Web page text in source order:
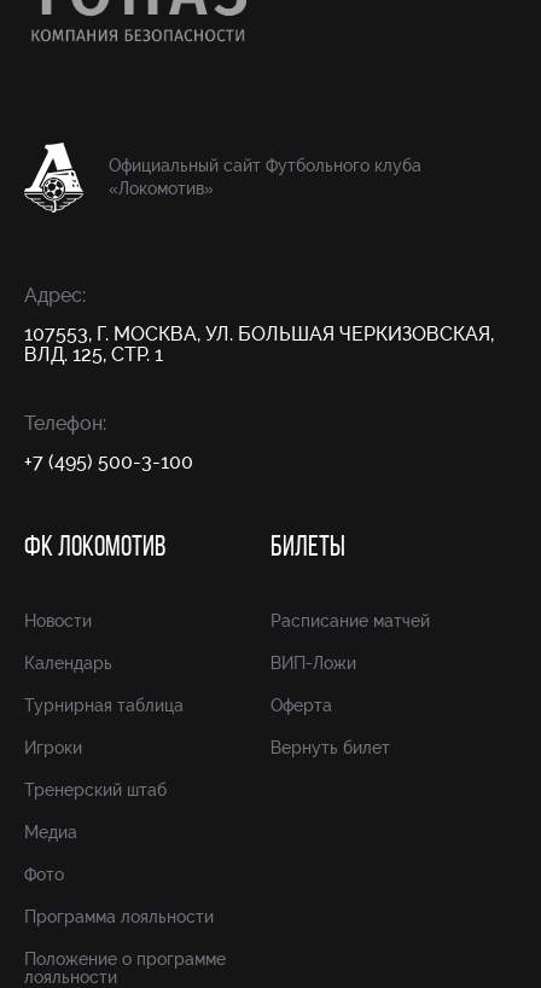
Официальный сайт Футбольного клуба
«Локомотив»
Адрес:
107553, Г. МОСКВА, УЛ. БОЛЬШАЯ ЧЕРКИЗОВСКАЯ,
ВЛД. 125, СТР. 1
Телефон:
+7 (495) 500-3-100
ФК ЛОКОМОТИВ
Новости
Календарь
Турнирная таблица
Игроки
Тренерский штаб
Медиа
Фото
Программа лояльности
Положение о программе
лояльности
БИЛЕТЫ
Расписание матчей
ВИП-Ложи
Оферта
Вернуть билет